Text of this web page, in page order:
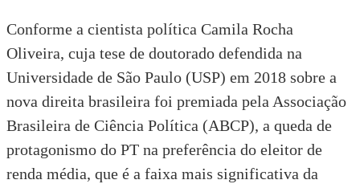
Conforme a cientista política Camila Rocha
Oliveira, cuja tese de doutorado defendida na
Universidade de São Paulo (USP) em 2018 sobre a
nova direita brasileira foi premiada pela Associação
Brasileira de Ciência Política (ABCP), a queda de
protagonismo do PT na preferência do eleitor de
renda média, que é a faixa mais significativa da